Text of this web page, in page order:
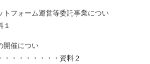
フォーム運営等委託事業につい
開催につい
・・・・・・・・資料２